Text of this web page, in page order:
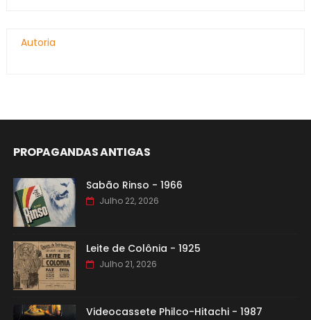
Autoria
PROPAGANDAS ANTIGAS
Sabão Rinso - 1966
Julho 22, 2026
Leite de Colônia - 1925
Julho 21, 2026
Videocassete Philco-Hitachi - 1987